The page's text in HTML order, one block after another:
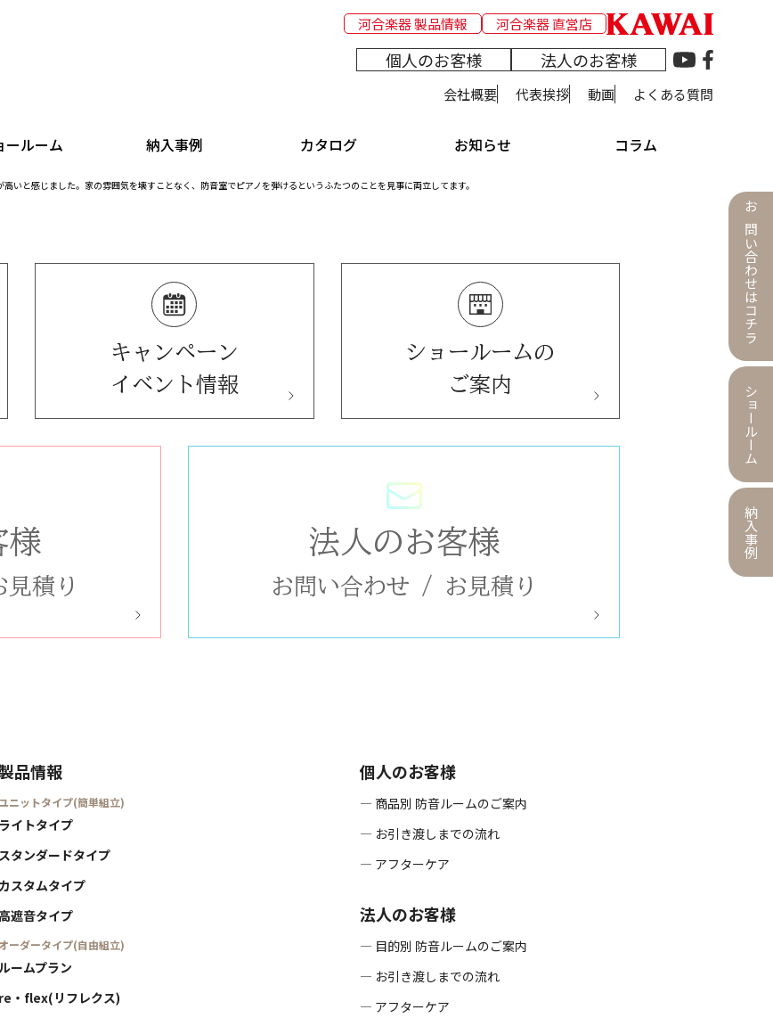
河合楽器 製品情報 河合楽器 直営店
個人のお客様 法人のお客様
会社概要 代表挨拶 動画 よくある質問
ールーム 納入事例 カタログ お知らせ コラム
お問い合わせはコチラ
ショールーム
納入事例
と感じました。家の雰囲気を壊すことなく、防音室でピアノを弾けるというふたつのことを見事に両立してます。
キャンペーン
イベント情報
ショールームの
ご案内
様
見積り
法人のお客様
お問い合わせ / お見積り
品情報
ユニットタイプ(簡単組立)
ライトタイプ
スタンダードタイプ
カスタムタイプ
遮音タイプ
オーダータイプ(自由組立)
ームプラン
re・flex(リフレクス)
個人のお客様
― 商品別 防音ルームのご案内
― お引き渡しまでの流れ
― アフターケア
法人のお客様
― 目的別 防音ルームのご案内
― お引き渡しまでの流れ
― アフターケア